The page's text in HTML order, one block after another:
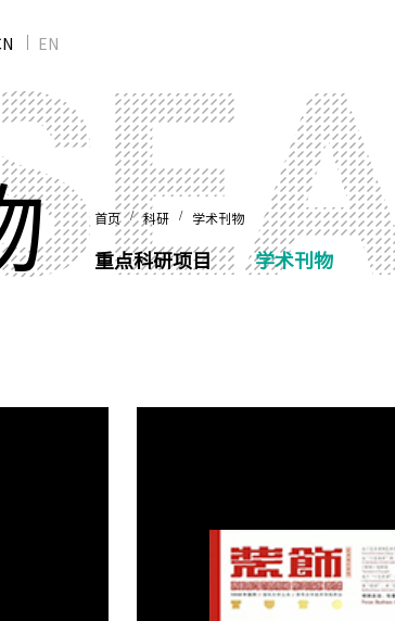
EN
首页/科研 / 学术刊物
重点科研项目 学术刊物